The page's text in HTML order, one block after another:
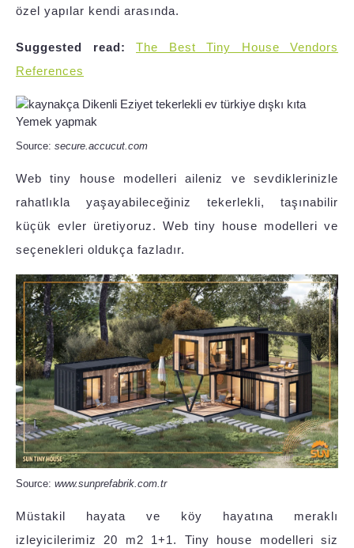
özel yapılar kendi arasında.
Suggested read:
The Best Tiny House Vendors
References
Source: secure.accucut.com
Web tiny house modelleri aileniz ve sevdiklerinizle
rahatlıkla yaşayabileceğiniz tekerlekli, taşınabilir
küçük evler üretiyoruz. Web tiny house modelleri ve
seçenekleri oldukça fazladır.
Source: www.sunprefabrik.com.tr
Müstakil hayata ve köy hayatına meraklı
izleyicilerimiz 20 m2 1+1. Tiny house modelleri siz